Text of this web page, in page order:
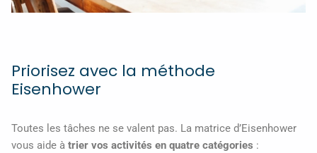
Priorisez avec la méthode
Eisenhower
Toutes les tâches ne se valent pas. La matrice d’Eisenhower
vous aide à trier vos activités en quatre catégories :